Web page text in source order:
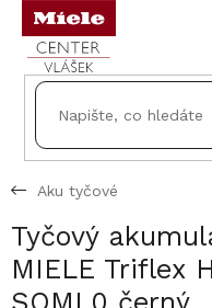
Přejít
obsah
Aku tyčové
Tyčový
MIELE Triflex